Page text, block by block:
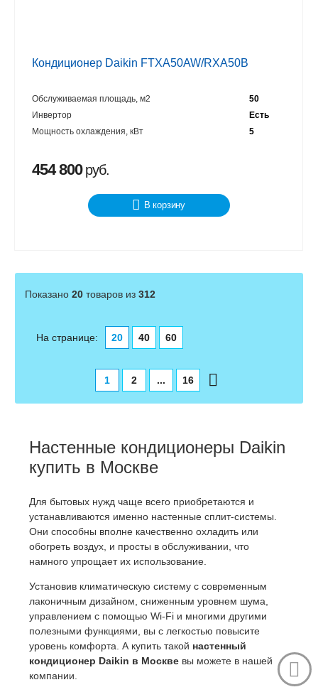
Кондиционер Daikin FTXA50AW/RXA50B
Обслуживаемая площадь, м2
50
Инвертор
Есть
Мощность охлаждения, кВт
5
454 800руб.
В корзину
Показано 20 товаров из 312
На странице: 20 40 60
1 2 ... 16
Настенные кондиционеры Daikin
купить в Москве
Для бытовых нужд чаще всего приобретаются и
устанавливаются именно настенные сплит-системы.
Они способны вполне качественно охладить или
обогреть воздух, и просты в обслуживании, что
намного упрощает их использование.
Установив климатическую систему с современным
лаконичным дизайном, сниженным уровнем шума,
управлением с помощью Wi-Fi и многими другими
полезными функциями, вы с легкостью повысите
уровень комфорта. А купить такой настенный
кондиционер Daikin в Москве вы можете в нашей
компании.